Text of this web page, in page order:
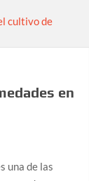
en
una de las